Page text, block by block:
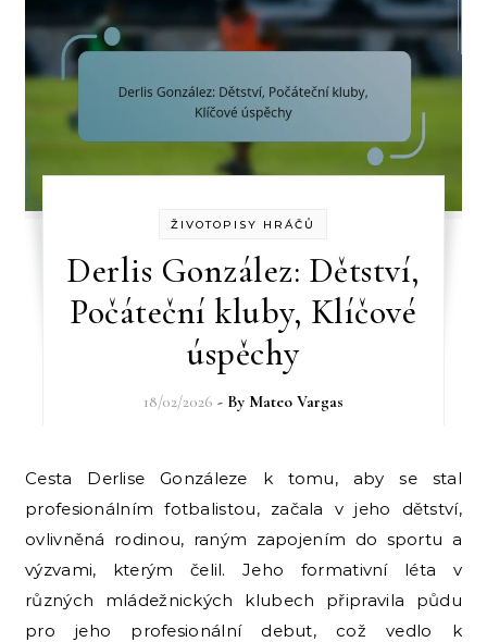
ŽIVOTOPISY HRÁČŮ
Derlis González: Dětství,
Počáteční kluby, Klíčové
úspěchy
18/02/2026 - By Mateo Vargas
Cesta Derlise Gonzáleze k tomu, aby se stal
profesionálním fotbalistou, začala v jeho dětství,
ovlivněná rodinou, raným zapojením do sportu a
výzvami, kterým čelil. Jeho formativní léta v
různých mládežnických klubech připravila půdu
pro jeho profesionální debut, což vedlo k